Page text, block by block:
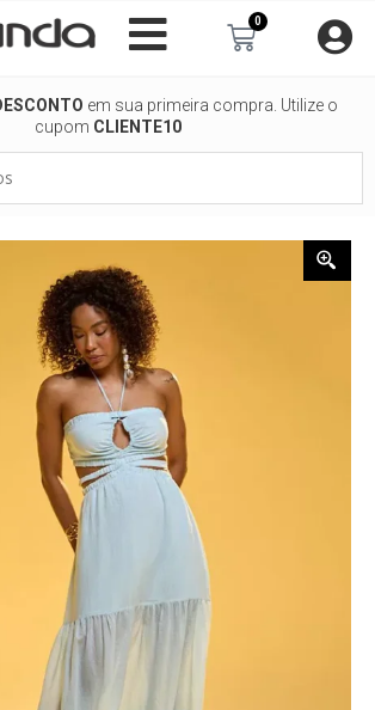
0
Carrinho
em sua primeira compra. Utilize o
cupom CLIENTE10